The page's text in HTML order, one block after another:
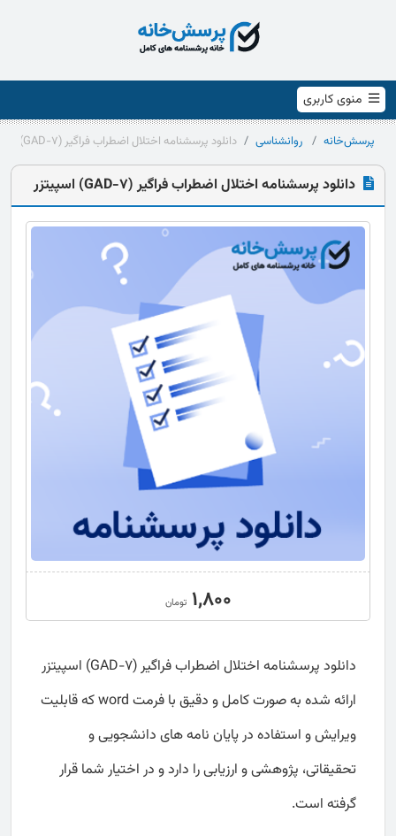
منوی کاربری
پرسش‌خانه روانشناسی دانلود پرسشنامه اختلال اضطراب فراگیر (GAD-7) اسپیتزر
دانلود پرسشنامه اختلال اضطراب فراگیر (GAD-7) اسپیتزر
1,800 تومان
دانلود پرسشنامه اختلال اضطراب فراگیر (GAD-7) اسپیتزر
ارائه شده به صورت کامل و دقیق با فرمت word که قابلیت
ویرایش و استفاده در پایان نامه های دانشجویی و
تحقیقاتی، پژوهشی و ارزیابی را دارد و در اختیار شما قرار
گرفته است.